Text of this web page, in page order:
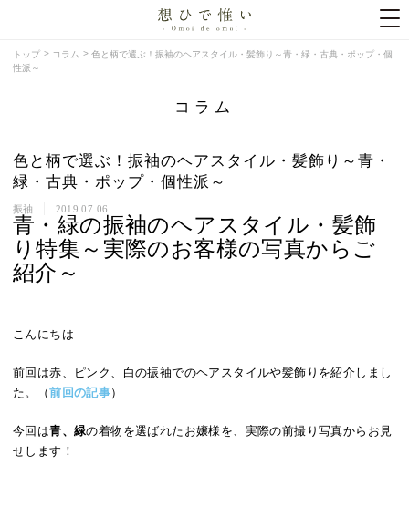
トップ コラム
色と柄で選ぶ！振袖のヘアスタイル・髪飾り～青・緑・古典・ポップ・個
性派～
コラム
色と柄で選ぶ！振袖のヘアスタイル・髪飾り～青・
緑・古典・ポップ・個性派～
振袖 2019.07.06
青・緑の振袖のヘアスタイル・髪飾
り特集～実際のお客様の写真からご
紹介～
こんにちは
前回は赤、ピンク、白の振袖でのヘアスタイルや髪飾りを紹介しまし
た。（前回の記事）
今回は青、緑の着物を選ばれたお嬢様を、実際の前撮り写真からお見
せします！